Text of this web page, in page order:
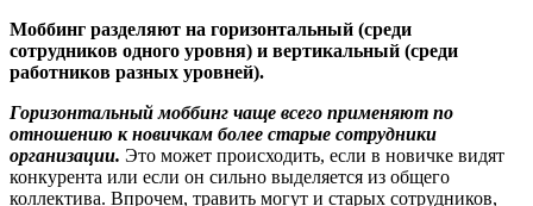
Моббинг разделяют на горизонтальный (среди
сотрудников одного уровня) и вертикальный (среди
работников разных уровней).
Горизонтальный моббинг чаще всего применяют по
отношению к новичкам более старые сотрудники
организации. Это может происходить, если в новичке видят
конкурента или если он сильно выделяется из общего
коллектива. Впрочем, травить могут и старых сотрудников,